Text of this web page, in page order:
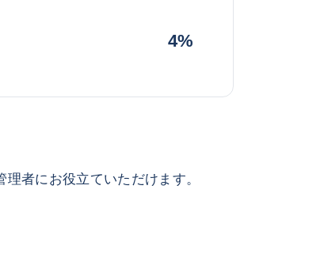
4%
者にお役立ていただけます。